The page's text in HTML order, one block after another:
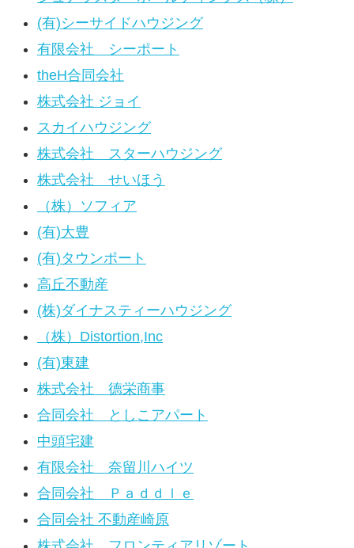
(有)シーサイドハウジング
有限会社 シーポート
theH合同会社
株式会社 ジョイ
スカイハウジング
株式会社 スターハウジング
株式会社 せいほう
（株）ソフィア
(有)大豊
(有)タウンポート
高丘不動産
(株)ダイナスティーハウジング
（株）Distortion,Inc
(有)東建
株式会社 德栄商事
合同会社 としこアパート
中頭宅建
有限会社 奈留川ハイツ
合同会社 Ｐａｄｄｌｅ
合同会社 不動産崎原